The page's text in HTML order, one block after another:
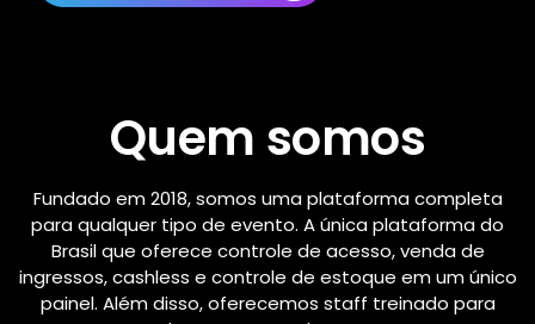
Quem somos
Fundado em 2018, somos uma plataforma completa
para qualquer tipo de evento. A única plataforma do
Brasil que oferece controle de acesso, venda de
ingressos, cashless e controle de estoque em um único
painel. Além disso, oferecemos staff treinado para